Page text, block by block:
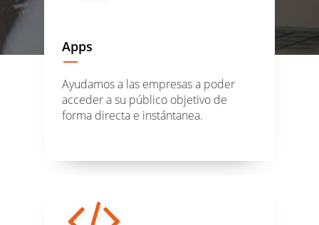
Apps
Ayudamos a las empresas a poder
acceder a su público objetivo de
forma directa e instántanea.